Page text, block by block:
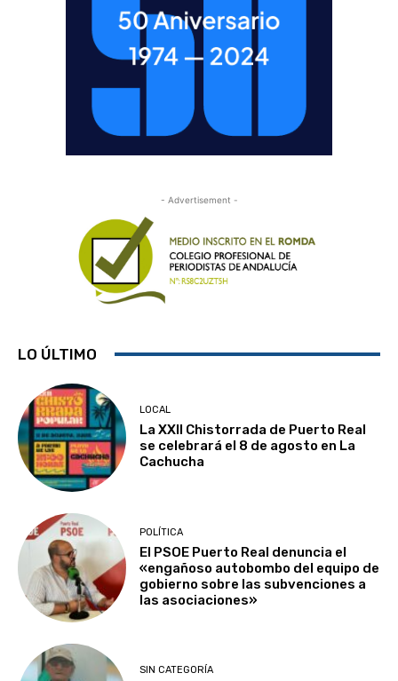
- Advertisement -
LO ÚLTIMO
LOCAL
La XXII Chistorrada de Puerto Real
se celebrará el 8 de agosto en La
Cachucha
POLÍTICA
El PSOE Puerto Real denuncia el
«engañoso autobombo del equipo de
gobierno sobre las subvenciones a
las asociaciones»
SIN CATEGORÍA